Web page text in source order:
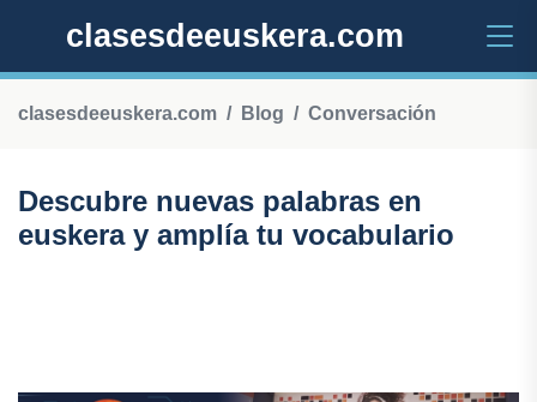
clasesdeeuskera.com
clasesdeeuskera.com Blog Conversación
Descubre nuevas palabras en
euskera y amplía tu vocabulario